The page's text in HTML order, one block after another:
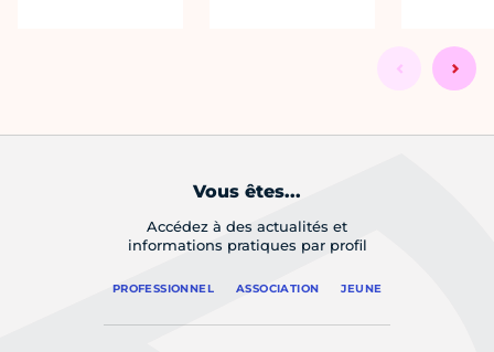
Vous êtes...
Accédez à des actualités et
informations pratiques par profil
PROFESSIONNEL ASSOCIATION JEUNE